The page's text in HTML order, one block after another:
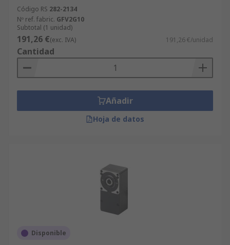
Código RS 282-2134
Nº ref. fabric. GFV2G10
Subtotal (1 unidad)
191,26 €(exc. IVA) 191,26 €/unidad
Cantidad
Añadir
Hoja de datos
Disponible